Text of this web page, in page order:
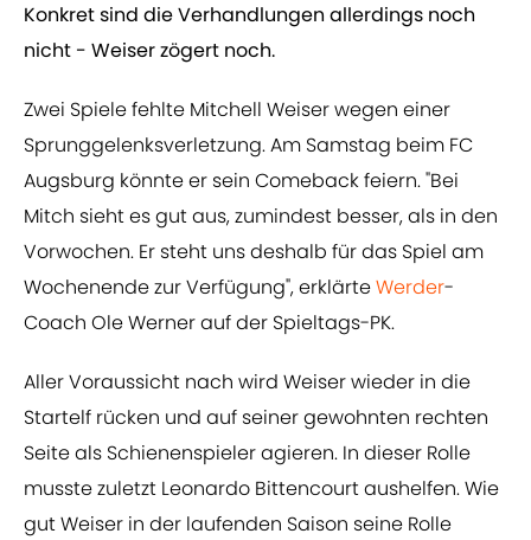
Konkret sind die Verhandlungen allerdings noch
nicht - Weiser zögert noch.
Zwei Spiele fehlte Mitchell Weiser wegen einer
Sprunggelenksverletzung. Am Samstag beim FC
Augsburg könnte er sein Comeback feiern. "Bei
Mitch sieht es gut aus, zumindest besser, als in den
Vorwochen. Er steht uns deshalb für das Spiel am
Wochenende zur Verfügung", erklärteWerder-
Coach Ole Werner auf der Spieltags-PK.
Aller Voraussicht nach wird Weiser wieder in die
Startelf rücken und auf seiner gewohnten rechten
Seite als Schienenspieler agieren. In dieser Rolle
musste zuletzt Leonardo Bittencourt aushelfen. Wie
gut Weiser in der laufenden Saison seine Rolle